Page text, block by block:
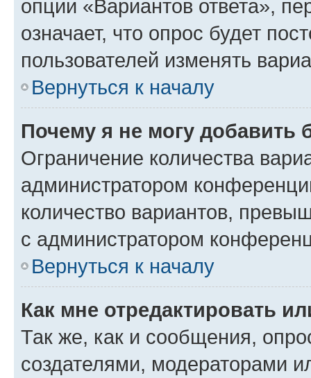
опции «Вариантов ответа»,
означает, что опрос будет
пользователей изменять
Вернуться к началу
Почему я не могу добавить
Ограничение количества
администратором
количество вариантов,
с администратором
Вернуться к началу
Как мне отредактировать
Так же, как и сообщения,
создателями, модераторами